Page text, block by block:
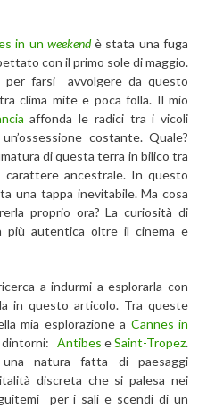
in un weekendè stata una fuga
con il primo sole di maggio.
farsi avvolgere da questo
tra clima mite e poca folla. Il mio
affonda le radici tra i vicoli
costante. Quale?
di questa terra in bilico tra
carattere ancestrale. In questo
una tappa inevitabile. Ma cosa
proprio ora? La curiosità di
più autentica oltre il cinema e
a indurmi a esplorarla con
in questo articolo. Tra queste
mia esplorazione a Cannes in
dintorni: Antibes eSaint-Tropez.
natura fatta di paesaggi
discreta che si palesa nei
per i sali e scendi di un